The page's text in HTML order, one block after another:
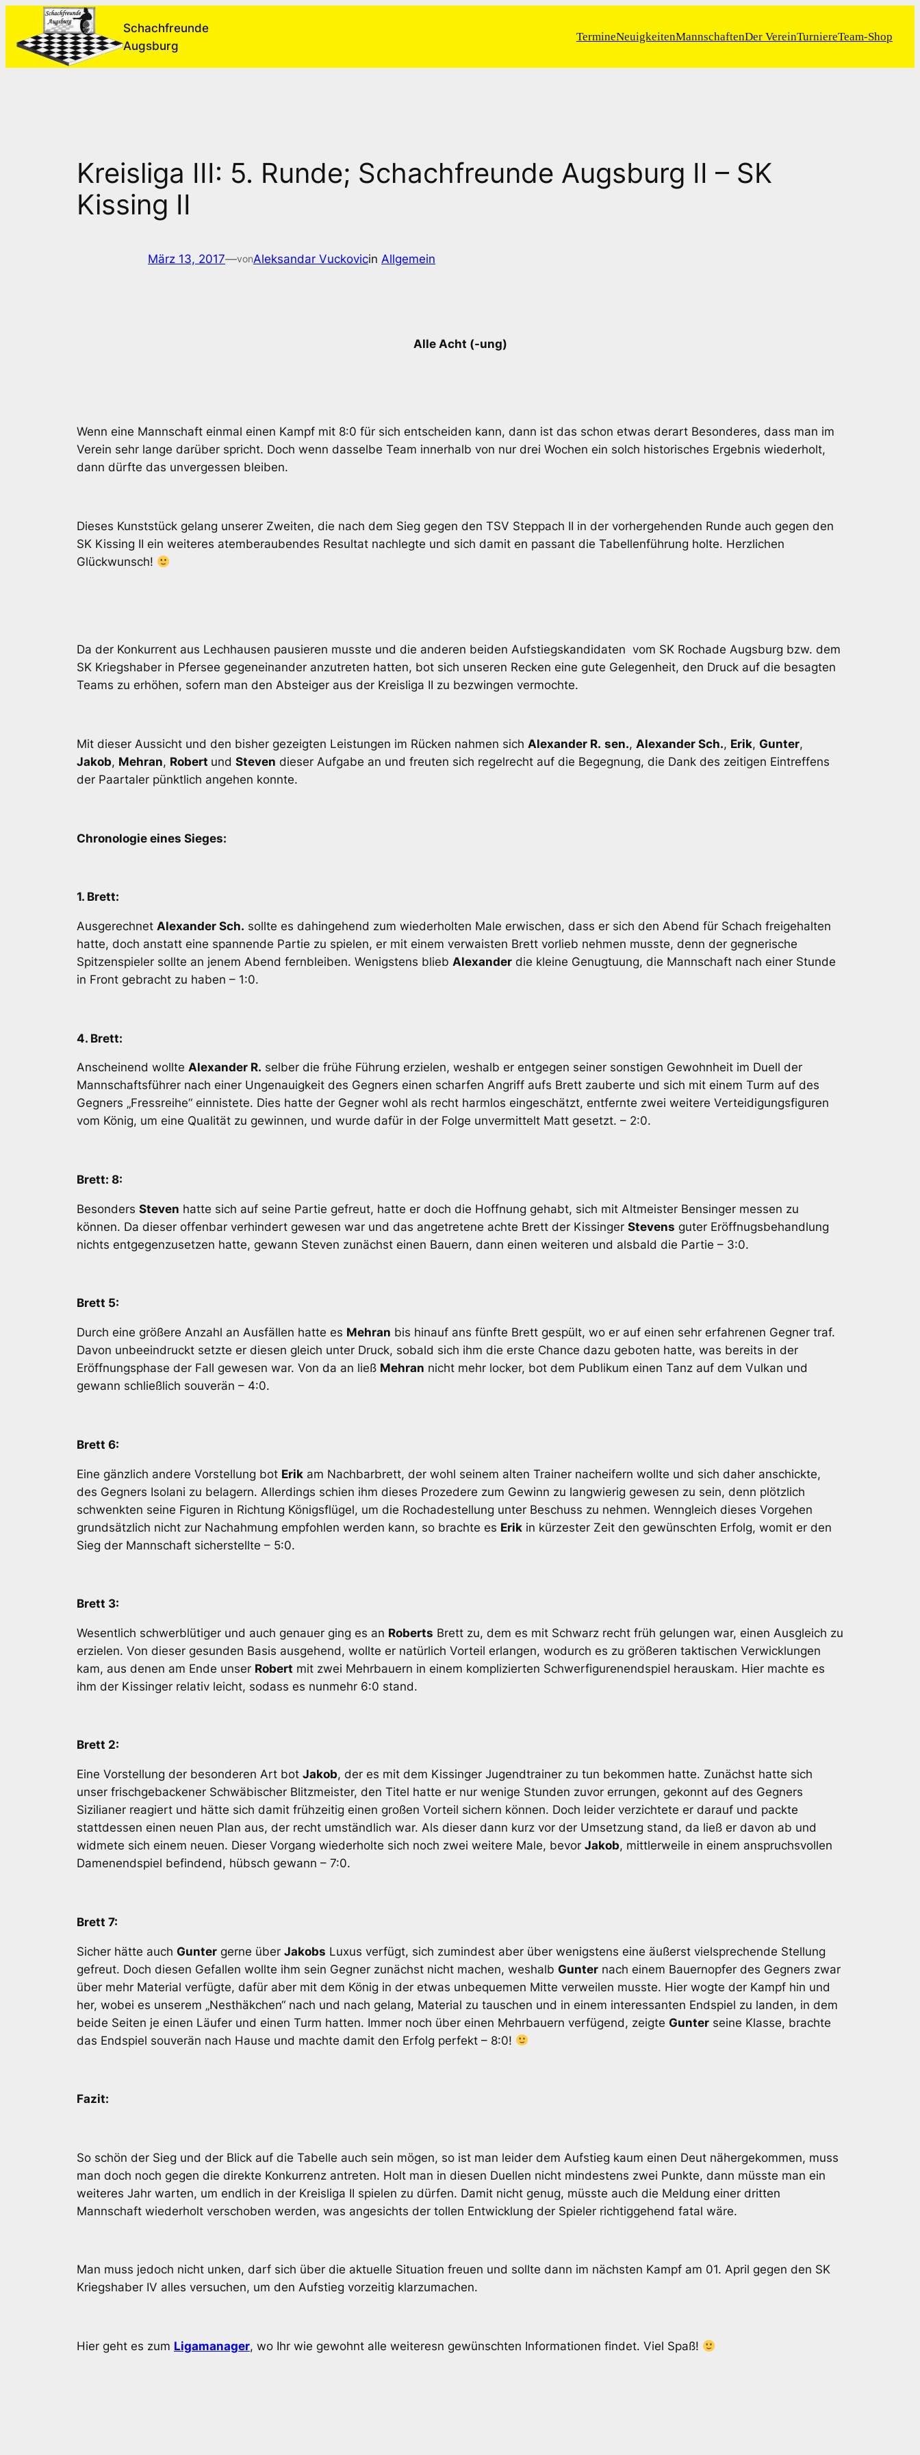
springen
Schachfreunde
Augsburg
TermineNeuigkeitenMannschaftenDer VereinTurniereTeam-Shop
Kreisliga III: 5. Runde; Schachfreunde Augsburg II – SK
Kissing II
März 13, 2017—vonAleksandar Vuckovicin Allgemein
Alle Acht (-ung)
Wenn eine Mannschaft einmal einen Kampf mit 8:0 für sich entscheiden kann, dann ist das schon etwas derart Besonderes, dass man im
Verein sehr lange darüber spricht. Doch wenn dasselbe Team innerhalb von nur drei Wochen ein solch historisches Ergebnis wiederholt,
dann dürfte das unvergessen bleiben.
Dieses Kunststück gelang unserer Zweiten, die nach dem Sieg gegen den TSV Steppach II in der vorhergehenden Runde auch gegen den
SK Kissing II ein weiteres atemberaubendes Resultat nachlegte und sich damit en passant die Tabellenführung holte. Herzlichen
Glückwunsch!
Da der Konkurrent aus Lechhausen pausieren musste und die anderen beiden Aufstiegskandidaten vom SK Rochade Augsburg bzw. dem
SK Kriegshaber in Pfersee gegeneinander anzutreten hatten, bot sich unseren Recken eine gute Gelegenheit, den Druck auf die besagten
Teams zu erhöhen, sofern man den Absteiger aus der Kreisliga II zu bezwingen vermochte.
Mit dieser Aussicht und den bisher gezeigten Leistungen im Rücken nahmen sich Alexander R. sen., Alexander Sch., Erik, Gunter,
Jakob, Mehran, Robert und Steven dieser Aufgabe an und freuten sich regelrecht auf die Begegnung, die Dank des zeitigen Eintreffens
der Paartaler pünktlich angehen konnte.
Chronologie eines Sieges:
1. Brett:
Ausgerechnet Alexander Sch. sollte es dahingehend zum wiederholten Male erwischen, dass er sich den Abend für Schach freigehalten
hatte, doch anstatt eine spannende Partie zu spielen, er mit einem verwaisten Brett vorlieb nehmen musste, denn der gegnerische
Spitzenspieler sollte an jenem Abend fernbleiben. Wenigstens blieb Alexander die kleine Genugtuung, die Mannschaft nach einer Stunde
in Front gebracht zu haben – 1:0.
4. Brett:
Anscheinend wollte Alexander R. selber die frühe Führung erzielen, weshalb er entgegen seiner sonstigen Gewohnheit im Duell der
Mannschaftsführer nach einer Ungenauigkeit des Gegners einen scharfen Angriff aufs Brett zauberte und sich mit einem Turm auf des
Gegners „Fressreihe“ einnistete. Dies hatte der Gegner wohl als recht harmlos eingeschätzt, entfernte zwei weitere Verteidigungsfiguren
vom König, um eine Qualität zu gewinnen, und wurde dafür in der Folge unvermittelt Matt gesetzt. – 2:0.
Brett: 8:
Besonders Steven hatte sich auf seine Partie gefreut, hatte er doch die Hoffnung gehabt, sich mit Altmeister Bensinger messen zu
können. Da dieser offenbar verhindert gewesen war und das angetretene achte Brett der Kissinger Stevens guter Eröffnugsbehandlung
nichts entgegenzusetzen hatte, gewann Steven zunächst einen Bauern, dann einen weiteren und alsbald die Partie – 3:0.
Brett 5:
Durch eine größere Anzahl an Ausfällen hatte es Mehran bis hinauf ans fünfte Brett gespült, wo er auf einen sehr erfahrenen Gegner traf.
Davon unbeeindruckt setzte er diesen gleich unter Druck, sobald sich ihm die erste Chance dazu geboten hatte, was bereits in der
Eröffnungsphase der Fall gewesen war. Von da an ließ Mehran nicht mehr locker, bot dem Publikum einen Tanz auf dem Vulkan und
gewann schließlich souverän – 4:0.
Brett 6:
Eine gänzlich andere Vorstellung bot Erik am Nachbarbrett, der wohl seinem alten Trainer nacheifern wollte und sich daher anschickte,
des Gegners Isolani zu belagern. Allerdings schien ihm dieses Prozedere zum Gewinn zu langwierig gewesen zu sein, denn plötzlich
schwenkten seine Figuren in Richtung Königsflügel, um die Rochadestellung unter Beschuss zu nehmen. Wenngleich dieses Vorgehen
grundsätzlich nicht zur Nachahmung empfohlen werden kann, so brachte es Erik in kürzester Zeit den gewünschten Erfolg, womit er den
Sieg der Mannschaft sicherstellte – 5:0.
Brett 3:
Wesentlich schwerblütiger und auch genauer ging es an Roberts Brett zu, dem es mit Schwarz recht früh gelungen war, einen Ausgleich zu
erzielen. Von dieser gesunden Basis ausgehend, wollte er natürlich Vorteil erlangen, wodurch es zu größeren taktischen Verwicklungen
kam, aus denen am Ende unser Robert mit zwei Mehrbauern in einem komplizierten Schwerfigurenendspiel herauskam. Hier machte es
ihm der Kissinger relativ leicht, sodass es nunmehr 6:0 stand.
Brett 2:
Eine Vorstellung der besonderen Art bot Jakob, der es mit dem Kissinger Jugendtrainer zu tun bekommen hatte. Zunächst hatte sich
unser frischgebackener Schwäbischer Blitzmeister, den Titel hatte er nur wenige Stunden zuvor errungen, gekonnt auf des Gegners
Sizilianer reagiert und hätte sich damit frühzeitig einen großen Vorteil sichern können. Doch leider verzichtete er darauf und packte
stattdessen einen neuen Plan aus, der recht umständlich war. Als dieser dann kurz vor der Umsetzung stand, da ließ er davon ab und
widmete sich einem neuen. Dieser Vorgang wiederholte sich noch zwei weitere Male, bevor Jakob, mittlerweile in einem anspruchsvollen
Damenendspiel befindend, hübsch gewann – 7:0.
Brett 7:
Sicher hätte auch Gunter gerne über Jakobs Luxus verfügt, sich zumindest aber über wenigstens eine äußerst vielsprechende Stellung
gefreut. Doch diesen Gefallen wollte ihm sein Gegner zunächst nicht machen, weshalb Gunter nach einem Bauernopfer des Gegners zwar
über mehr Material verfügte, dafür aber mit dem König in der etwas unbequemen Mitte verweilen musste. Hier wogte der Kampf hin und
her, wobei es unserem „Nesthäkchen“ nach und nach gelang, Material zu tauschen und in einem interessanten Endspiel zu landen, in dem
beide Seiten je einen Läufer und einen Turm hatten. Immer noch über einen Mehrbauern verfügend, zeigte Gunter seine Klasse, brachte
das Endspiel souverän nach Hause und machte damit den Erfolg perfekt – 8:0!
Fazit:
So schön der Sieg und der Blick auf die Tabelle auch sein mögen, so ist man leider dem Aufstieg kaum einen Deut nähergekommen, muss
man doch noch gegen die direkte Konkurrenz antreten. Holt man in diesen Duellen nicht mindestens zwei Punkte, dann müsste man ein
weiteres Jahr warten, um endlich in der Kreisliga II spielen zu dürfen. Damit nicht genug, müsste auch die Meldung einer dritten
Mannschaft wiederholt verschoben werden, was angesichts der tollen Entwicklung der Spieler richtiggehend fatal wäre.
Man muss jedoch nicht unken, darf sich über die aktuelle Situation freuen und sollte dann im nächsten Kampf am 01. April gegen den SK
Kriegshaber IV alles versuchen, um den Aufstieg vorzeitig klarzumachen.
Hier geht es zum Ligamanager, wo Ihr wie gewohnt alle weiteresn gewünschten Informationen findet. Viel Spaß!